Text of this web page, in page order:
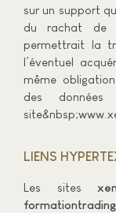
sur un support
du rachat de
permettrait la
l’éventuel
même
des
LIENS
Les sites